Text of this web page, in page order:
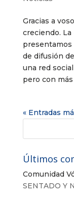
Gracias a
creciendo. La
presentamos
de difusión
una red
pero con
« Entradas
Últimos
Comunidad
SENTADO Y